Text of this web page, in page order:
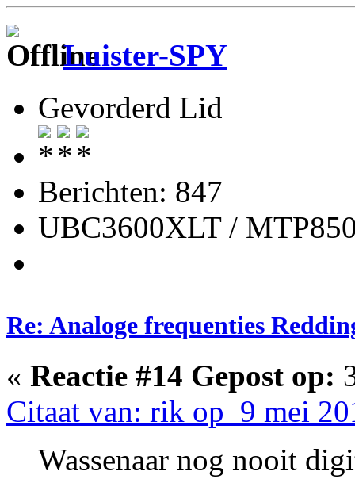
Luister-SPY
Gevorderd Lid
Berichten: 847
UBC3600XLT /
Re: Analoge frequenties
« Reactie #14 Gepost op:
Citaat van: rik op 9 mei
Wassenaar nog nooit